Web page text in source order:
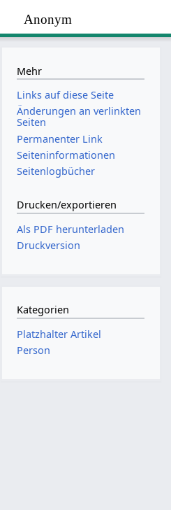
Anonym
Mehr
Links auf diese Seite
Änderungen an verlinkten
Seiten
Permanenter Link
Seiten­­informationen
Seitenlogbücher
Drucken/­exportieren
Als PDF herunterladen
Druckversion
Kategorien
Platzhalter Artikel
Person